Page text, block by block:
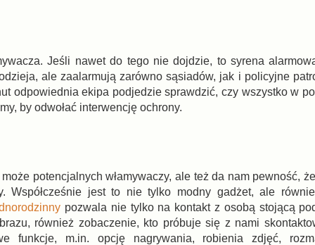
Jeśli nawet do tego nie dojdzie, to syrena
ale zaalarmują zarówno sąsiadów, jak i policyjne
odpowiednia ekipa podjedzie sprawdzić, czy wszystko w
by odwołać interwencję ochrony.
potencjalnych włamywaczy, ale też da nam pewność,
Współcześnie jest to nie tylko modny gadżet, ale
pozwala nie tylko na kontakt z osobą stojącą
również zobaczenie, kto próbuje się z nami
funkcje, m.in. opcję nagrywania, robienia zdjęć,